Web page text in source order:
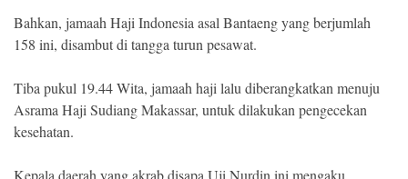
All
Right
Reserved
Bahkan, jamaah Haji Indonesia asal Bantaeng yang berjumlah
158 ini, disambut di tangga turun pesawat.
Tiba pukul 19.44 Wita, jamaah haji lalu diberangkatkan menuju
Asrama Haji Sudiang Makassar, untuk dilakukan pengecekan
kesehatan.